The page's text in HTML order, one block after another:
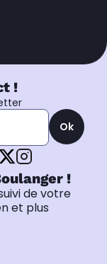
!
Ok
!
de votre
et plus